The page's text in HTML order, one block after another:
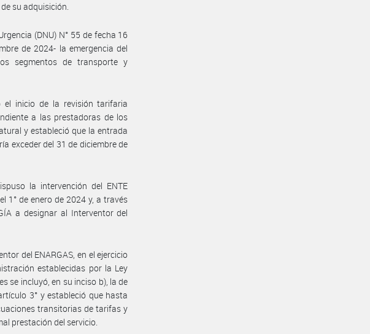
su adquisición.
(DNU) N° 55 de fecha 16
de 2024- la emergencia del
segmentos de transporte y
el inicio de la revisión tarifaria
a las prestadoras de los
y estableció que la entrada
exceder del 31 de diciembre de
la intervención del ENTE
1° de enero de 2024 y, a través
a designar al Interventor del
del ENARGAS, en el ejercicio
establecidas por la Ley
se incluyó, en su inciso b), la de
3° y estableció que hasta
transitorias de tarifas y
prestación del servicio.